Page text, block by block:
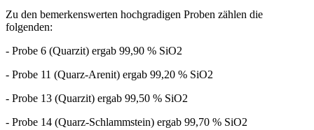
Zu den bemerkenswerten hochgradigen Proben zählen die
folgenden:
- Probe 6 (Quarzit) ergab 99,90 % SiO2
- Probe 11 (Quarz-Arenit) ergab 99,20 % SiO2
- Probe 13 (Quarzit) ergab 99,50 % SiO2
- Probe 14 (Quarz-Schlammstein) ergab 99,70 % SiO2